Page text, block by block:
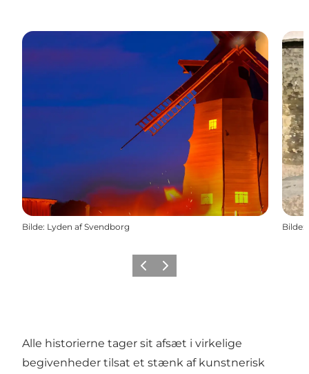
Bilde: Lyden af Svendborg Bilde:
ForrigeNeste
Alle historierne tager sit afsæt i virkelige
begivenheder tilsat et stænk af kunstnerisk